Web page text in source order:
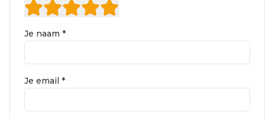
Je naam *
Je email *